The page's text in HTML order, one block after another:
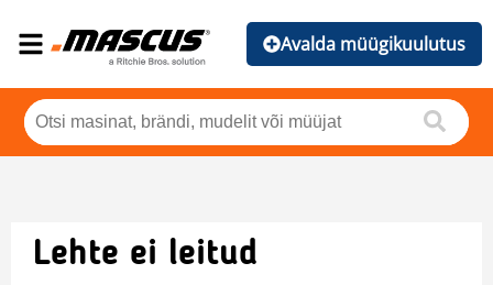
Avalda müügikuulutus
Lehte ei leitud